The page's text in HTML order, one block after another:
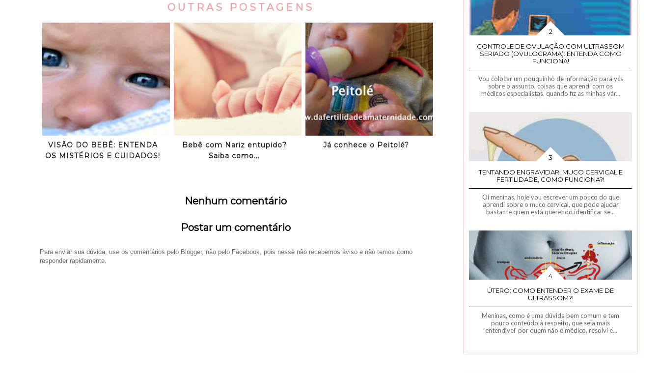
OUTRAS POSTAGENS
VISÃO DO BEBÊ: ENTENDA
OS MISTÉRIOS E CUIDADOS!
Bebê com Nariz entupido?
Saiba como...
Já conhece o Peitolé?
Nenhum comentário
Postar um comentário
Para enviar sua dúvida, use os comentários pelo Blogger, não pelo Facebook, pois nesse não recebemos aviso e não temos como
responder rapidamente.
CONTROLE DE OVULAÇÃO COM ULTRASSOM
SERIADO (OVULOGRAMA): ENTENDA COMO
FUNCIONA!
Vou colocar um pouquinho de informação para vcs
sobre o assunto, coisas que aprendi com os
médicos especialistas, quando fiz as minhas vár...
TENTANDO ENGRAVIDAR: MUCO CERVICAL E
FERTILIDADE, COMO FUNCIONA?!
Oi meninas, hoje vou escrever um pouco do que
aprendi sobre o muco cervical, que pode ajudar
bastante quem está querendo identificar se...
ÚTERO: COMO ENTENDER O EXAME DE
ULTRASSOM?!
Meninas, como é uma dúvida bem comum e tem
pouco conteúdo à respeito, que seja mais
'entendível' por quem não é médico, resolvi e...